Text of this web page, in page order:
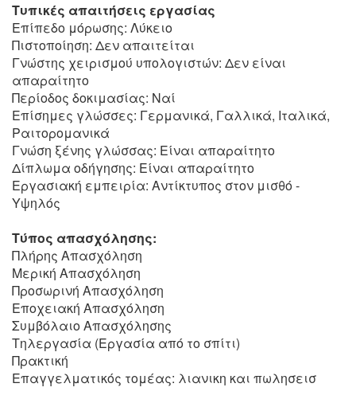
Τυπικές απαιτήσεις εργασίας
Επίπεδο μόρωσης: Λύκειο
Πιστοποίηση: Δεν απαιτείται
Γνώστης χειρισμού υπολογιστών: Δεν είναι
απαραίτητο
Περίοδος δοκιμασίας: Ναί
Επίσημες γλώσσες: Γερμανικά, Γαλλικά, Ιταλικά,
Ραιτορομανικά
Γνώση ξένης γλώσσας: Είναι απαραίτητο
Δίπλωμα οδήγησης: Είναι απαραίτητο
Εργασιακή εμπειρία: Αντίκτυπος στον μισθό -
Υψηλός
Τύπος απασχόλησης:
Πλήρης Απασχόληση
Μερική Απασχόληση
Προσωρινή Απασχόληση
Εποχειακή Απασχόληση
Συμβόλαιο Απασχόλησης
Τηλεργασία (Εργασία από το σπίτι)
Πρακτική
Επαγγελματικός τομέας: λιανικη και πωλησεισ